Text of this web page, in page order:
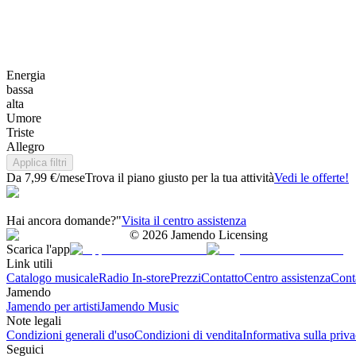
Energia
bassa
alta
Umore
Triste
Allegro
Applica filtri
Da 7,99 €/meseTrova il piano giusto per la tua attivitàVedi le offerte!
Hai ancora domande?"Visita il centro assistenza
© 2026 Jamendo Licensing
Scarica l'app
Link utili
Catalogo musicaleRadio In-storePrezziContattoCentro assistenza
Jamendo
Jamendo per artistiJamendo Music
Note legali
Condizioni generali d'usoCondizioni di venditaInformativa sulla
Seguici